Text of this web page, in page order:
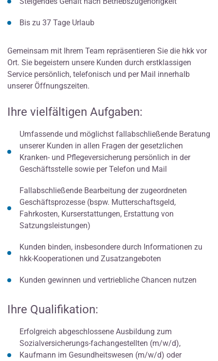
Bis zu 37 Tage Urlaub
Gemeinsam mit Ihrem Team repräsentieren Sie die hkk vor
Ort. Sie begeistern unsere Kunden durch erstklassigen
Service persönlich, telefonisch und per Mail innerhalb
unserer Öffnungszeiten.
Ihre vielfältigen Aufgaben:
Umfassende und möglichst fallabschließende Beratung
unserer Kunden in allen Fragen der gesetzlichen
Kranken- und Pflegeversicherung persönlich in der
Geschäftsstelle sowie per Telefon und Mail
Fallabschließende Bearbeitung der zugeordneten
Geschäftsprozesse (bspw. Mutterschaftsgeld,
Fahrkosten, Kurserstattungen, Erstattung von
Satzungsleistungen)
Kunden binden, insbesondere durch Informationen zu
hkk-Kooperationen und Zusatzangeboten
Kunden gewinnen und vertriebliche Chancen nutzen
Ihre Qualifikation:
Erfolgreich abgeschlossene Ausbildung zum
Sozialversicherungs-fachangestellten (m/w/d),
Kaufmann im Gesundheitswesen (m/w/d) oder